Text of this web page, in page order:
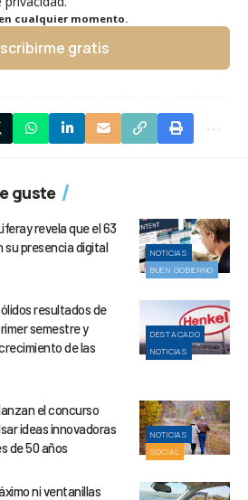
cualquier momento.
gratis
guste
NOTICIAS
BUEN GOBIERNO
revela que el 63
su presencia digital
DESTACADO
NOTICIAS
resultados de
semestre y
de las
NOTICIAS
SOCIAL
el concurso
ideas innovadoras
de 50 años
ni ventanillas